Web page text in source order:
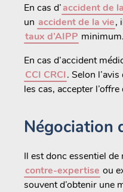
En cas d’accident de
un accident de la vie,
taux d’AIPP
En cas d’accident
CCI CRCI. Selon
les cas, accepter
Négociation
Il est donc essentiel
contre-expertise ou
souvent d’obtenir une